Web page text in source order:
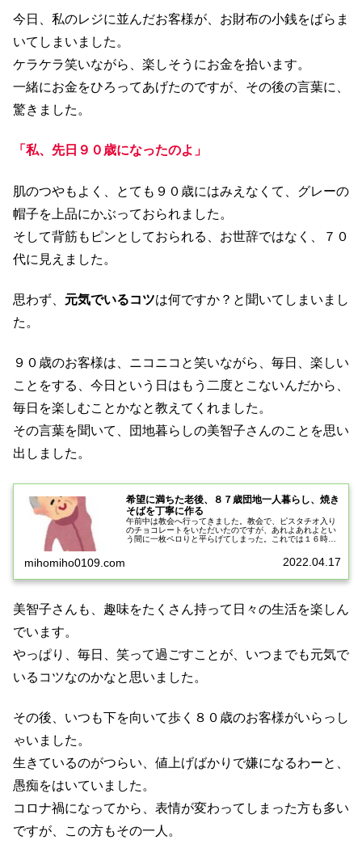
今日、私のレジに並んだお客様が、お財布の小銭をばらま
いてしまいました。
ケラケラ笑いながら、楽しそうにお金を拾います。
一緒にお金をひろってあげたのですが、その後の言葉に、
驚きました。
「私、先日９０歳になったのよ」
肌のつやもよく、とても９０歳にはみえなくて、グレーの
帽子を上品にかぶっておられました。
そして背筋もピンとしておられる、お世辞ではなく、７０
代に見えました。
思わず、 元気でいるコツは何ですか？と聞いてしまいまし
た。
９０歳のお客様は、ニコニコと笑いながら、毎日、楽しい
ことをする、今日という日はもう二度とこないんだから、
毎日を楽しむことかなと教えてくれました。
その言葉を聞いて、団地暮らしの美智子さんのことを思い
出しました。
希望に満ちた老後、８７歳団地一人暮らし、焼き
そばを丁寧に作る
午前中は教会へ行ってきました。教会で、ピスタチオ入り
のチョコレートをいただいたのですが、あれよあれよとい
う間に一枚ペロりと平らげてしまった。これでは１６時間
mihomiho0109.com 2022.04.17
美智子さんも、趣味をたくさん持って日々の生活を楽しん
でいます。
やっぱり、毎日、笑って過ごすことが、いつまでも元気で
いるコツなのかなと思いました。
その後、いつも下を向いて歩く８０歳のお客様がいらっし
ゃいました。
生きているのがつらい、値上げばかりで嫌になるわーと、
愚痴をはいていました。
コロナ禍になってから、表情が変わってしまった方も多い
ですが、この方もその一人。